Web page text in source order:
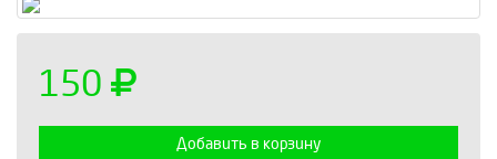
150
Добавить в корзину